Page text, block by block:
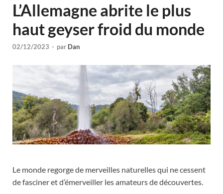
L’Allemagne abrite le plus
haut geyser froid du monde
02/12/2023 - par Dan
Le monde regorge de merveilles naturelles qui ne cessent
de fasciner et d’émerveiller les amateurs de découvertes.